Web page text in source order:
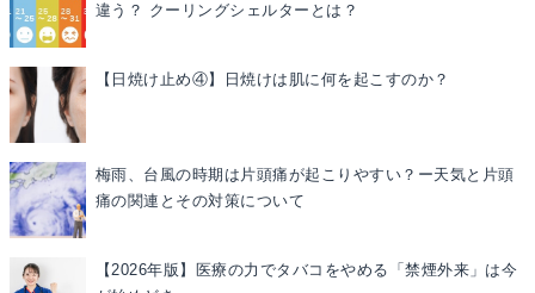
違う？ クーリングシェルターとは？
【日焼け止め④】日焼けは肌に何を起こすのか？
梅雨、台風の時期は片頭痛が起こりやすい？ー天気と片頭
痛の関連とその対策について
【2026年版】医療の力でタバコをやめる「禁煙外来」は今